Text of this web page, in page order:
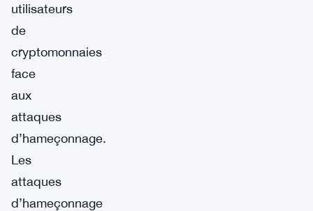
utilisateurs
de
cryptomonnaies
face
aux
attaques
d’hameçonnage.
Les
attaques
d’hameçonnage